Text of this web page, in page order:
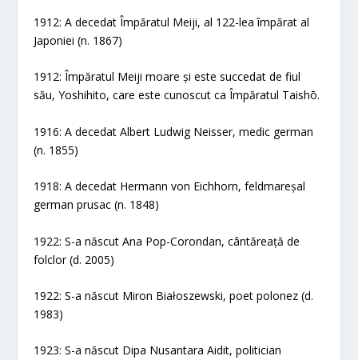
1912: A decedat Împăratul Meiji, al 122-lea împărat al
Japoniei (n. 1867)
1912: Împăratul Meiji moare și este succedat de fiul
său, Yoshihito, care este cunoscut ca Împăratul Taishō.
1916: A decedat Albert Ludwig Neisser, medic german
(n. 1855)
1918: A decedat Hermann von Eichhorn, feldmareșal
german prusac (n. 1848)
1922: S-a născut Ana Pop-Corondan, cântăreață de
folclor (d. 2005)
1922: S-a născut Miron Białoszewski, poet polonez (d.
1983)
1923: S-a născut Dipa Nusantara Aidit, politician